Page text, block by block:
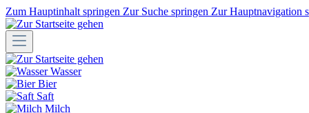
Zum Hauptinhalt springen Zur Suche springen Zur Hauptnavigation
Wasser
Bier
Saft
Milch